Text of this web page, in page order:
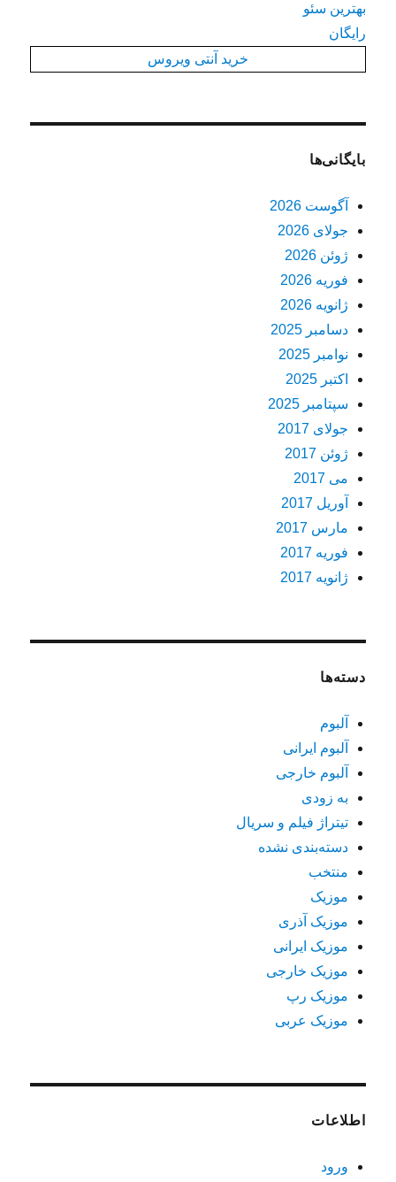
بهترین سئو
رایگان
خرید آنتی ویروس
بایگانی‌ها
آگوست 2026
جولای 2026
ژوئن 2026
فوریه 2026
ژانویه 2026
دسامبر 2025
نوامبر 2025
اکتبر 2025
سپتامبر 2025
جولای 2017
ژوئن 2017
می 2017
آوریل 2017
مارس 2017
فوریه 2017
ژانویه 2017
دسته‌ها
آلبوم
آلبوم ایرانی
آلبوم خارجی
به زودی
تیتراژ فیلم و سریال
دسته‌بندی نشده
منتخب
موزیک
موزیک آذری
موزیک ایرانی
موزیک خارجی
موزیک رپ
موزیک عربی
اطلاعات
ورود